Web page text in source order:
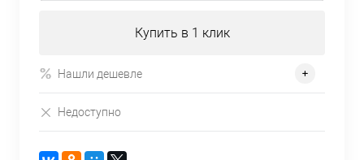
Купить в 1 клик
Нашли дешевле
Недоступно